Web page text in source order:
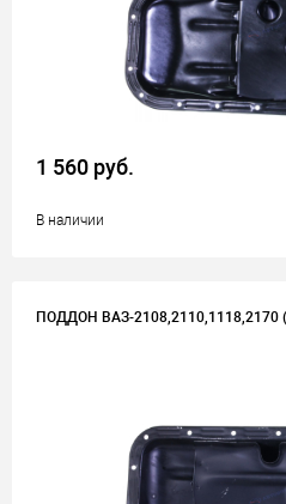
1 560 руб.
В наличии
ПОДДОН ВАЗ-2108,2110,1118,2170